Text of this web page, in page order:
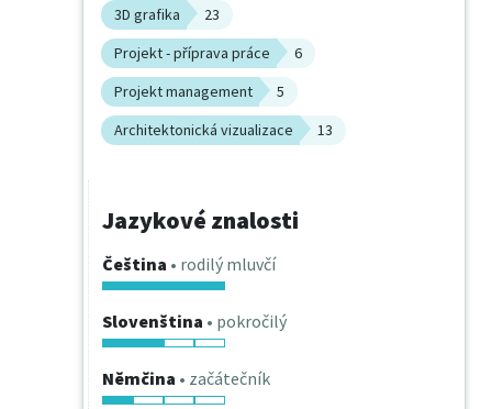
3D grafika
23
Projekt - příprava práce
6
Projekt management
5
Architektonická vizualizace
13
Jazykové znalosti
Čeština • rodilý mluvčí
Slovenština • pokročilý
Němčina • začátečník